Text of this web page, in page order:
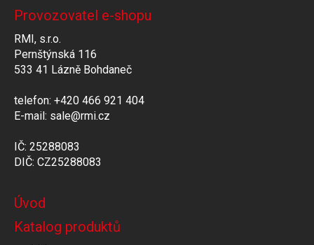
Provozovatel e-shopu
RMI, s.r.o.
Pernštýnská 116
533 41 Lázně Bohdaneč
telefon: +420 466 921 404
E-mail: sale@rmi.cz
IČ: 25288083
DIČ: CZ25288083
Úvod
Katalog produktů